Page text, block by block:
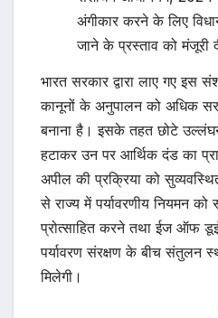
अंगीकार करने के लिए
जाने के प्रस्ताव को मंजूरी
भारत सरकार द्वारा लाए गए इस
कानूनों के अनुपालन को अधिक
बनाना है। इसके तहत छोटे
हटाकर उन पर आर्थिक दंड का
अपील की प्रक्रिया को
से राज्य में पर्यावरणीय नियमन
प्रोत्साहित करने तथा ईज ऑफ
पर्यावरण संरक्षण के बीच संतुलन
मिलेगी।